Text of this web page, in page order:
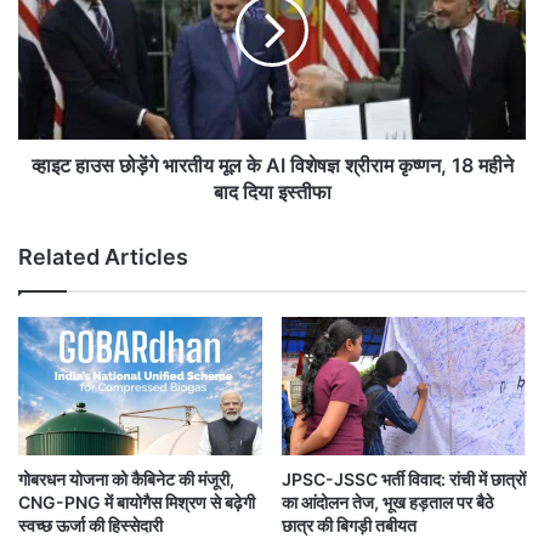
ला
स
र
अ
प
र
क
से
गा
शि
कं
जा
हा
उ
छो
गे
भा
मू
ल
के
A
I
वि
शे
ज्ञ
श्री
रा
व्हाइट हाउस छोड़ेंगे भारतीय मूल के AI विशेषज्ञ श्रीराम कृष्णन, 18 महीने
बाद दिया इस्तीफा
Related Articles
गोबरधन योजना को कैबिनेट की मंजूरी,
CNG-PNG में बायोगैस मिश्रण से बढ़ेगी
स्वच्छ ऊर्जा की हिस्सेदारी
JPSC-JSSC भर्ती विवाद: रांची में छात्रों
का आंदोलन तेज, भूख हड़ताल पर बैठे
छात्र की बिगड़ी तबीयत